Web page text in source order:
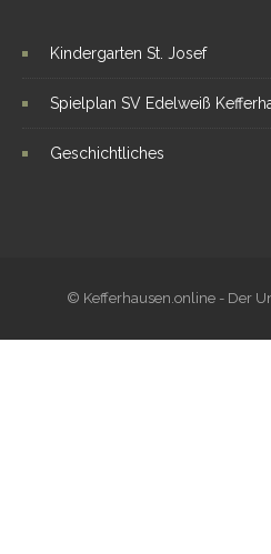
Kindergarten St. Josef
Spielplan SV Edelweiß
Geschichtliches
© Kefferhausen.online - Der